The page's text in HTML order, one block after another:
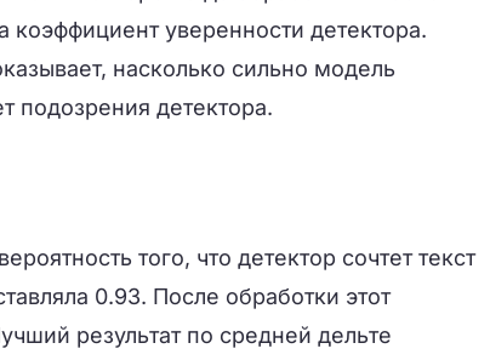
уверенности детектора.
насколько сильно модель
подозрения детектора.
того, что детектор сочтет текст
0.93. После обработки этот
результат по средней дельте